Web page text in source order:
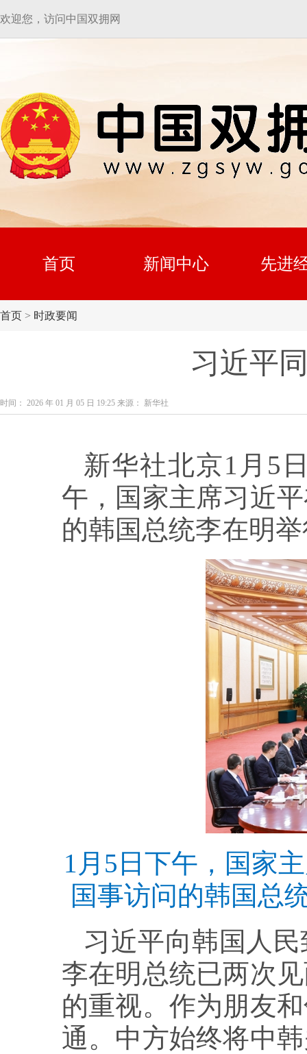
欢迎您，访问中国双拥网
首页 新闻中心 先进
首页 > 时政要闻
习近平
时间： 2026 年 01 月 05 日 19:25 来源： 新华社
新华社北京1月5
午，国家主席习近
的韩国总统李在明
1月5日下午，国家
国事访问的韩国总
习近平向韩国人
李在明总统已两次
的重视。作为朋友
通。中方始终将中